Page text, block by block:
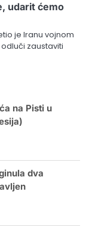
udarit ćemo
je Iranu vojnom
zaustaviti
na Pisti u
dva